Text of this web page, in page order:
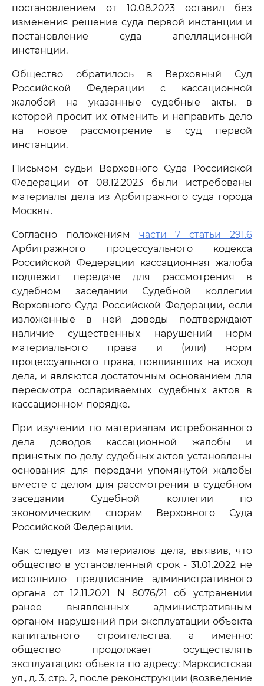
постановлением от 10.08.2023 оставил без
изменения решение суда первой инстанции и
постановление суда апелляционной
инстанции.
Общество обратилось в Верховный Суд
Российской Федерации с кассационной
жалобой на указанные судебные акты, в
которой просит их отменить и направить дело
на новое рассмотрение в суд первой
инстанции.
Письмом судьи Верховного Суда Российской
Федерации от 08.12.2023 были истребованы
материалы дела из Арбитражного суда города
Москвы.
Согласно положениям части 7 статьи 291.6
Арбитражного процессуального кодекса
Российской Федерации кассационная жалоба
подлежит передаче для рассмотрения в
судебном заседании Судебной коллегии
Верховного Суда Российской Федерации, если
изложенные в ней доводы подтверждают
наличие существенных нарушений норм
материального права и (или) норм
процессуального права, повлиявших на исход
дела, и являются достаточным основанием для
пересмотра оспариваемых судебных актов в
кассационном порядке.
При изучении по материалам истребованного
дела доводов кассационной жалобы и
принятых по делу судебных актов установлены
основания для передачи упомянутой жалобы
вместе с делом для рассмотрения в судебном
заседании Судебной коллегии по
экономическим спорам Верховного Суда
Российской Федерации.
Как следует из материалов дела, выявив, что
общество в установленный срок - 31.01.2022 не
исполнило предписание административного
органа от 12.11.2021 N 8076/21 об устранении
ранее выявленных административным
органом нарушений при эксплуатации объекта
капитального строительства, а именно:
общество продолжает осуществлять
эксплуатацию объекта по адресу: Марксистская
ул., д. 3, стр. 2, после реконструкции (возведение